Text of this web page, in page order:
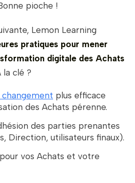
pioche !
Lemon Learning
pratiques pour mener
digitale des Achats
la clé ?
plus efficace
des Achats pérenne.
des parties prenantes
Direction, utilisateurs finaux).
vos Achats et votre